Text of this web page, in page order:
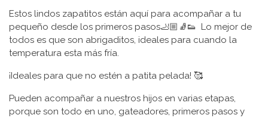
Estos lindos zapatitos están aquí para acompañar a tu
pequeño desde los primeros pasos🦶🏼🧦👟 Lo mejor de
todos es que son abrigaditos, ideales para cuando la
temperatura esta más fría.
¡Ideales para que no estén a patita pelada! 🥰
Pueden acompañar a nuestros hijos en varias etapas,
porque son todo en uno, gateadores, primeros pasos y